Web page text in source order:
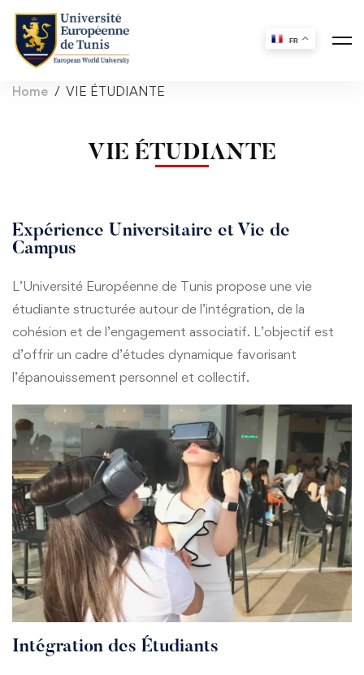
Home VIE ÉTUDIANTE
VIE ÉTUDIANTE
Expérience Universitaire et Vie de
Campus
L’Université Européenne de Tunis propose une vie
étudiante structurée autour de l’intégration, de la
cohésion et de l’engagement associatif. L’objectif est
d’offrir un cadre d’études dynamique favorisant
l’épanouissement personnel et collectif.
Intégration des Étudiants
FR